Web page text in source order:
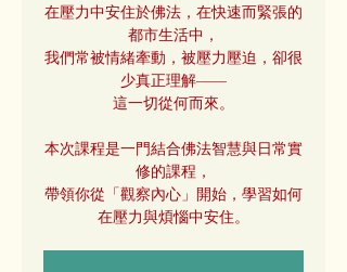
在壓力中安住於佛法，在快速而緊張的
都市生活中，
我們常被情緒牽動，被壓力壓迫，卻很
少真正理解——
這一切從何而來。
本次課程是一門結合佛法智慧與日常實
修的課程，
帶領你從「觀察內心」開始，學習如何
在壓力與煩惱中安住。